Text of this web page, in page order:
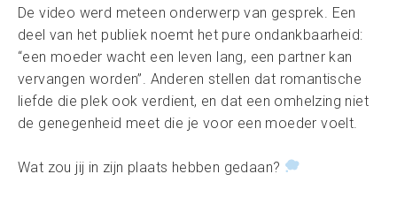
De video werd meteen onderwerp van gesprek. Een
deel van het publiek noemt het pure ondankbaarheid:
“een moeder wacht een leven lang, een partner kan
vervangen worden”. Anderen stellen dat romantische
liefde die plek ook verdient, en dat een omhelzing niet
de genegenheid meet die je voor een moeder voelt.
Wat zou jij in zijn plaats hebben gedaan?